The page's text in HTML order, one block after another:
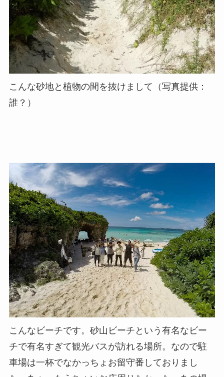
こんな砂地と植物の間を抜けまして（写真提供：
誰？）
こんなビーチです。砂山ビーチという有名なビー
チで有名すぎて観光バスが訪れる場所。なので駐
車場は一杯でなかっちょお留守番しておりまし